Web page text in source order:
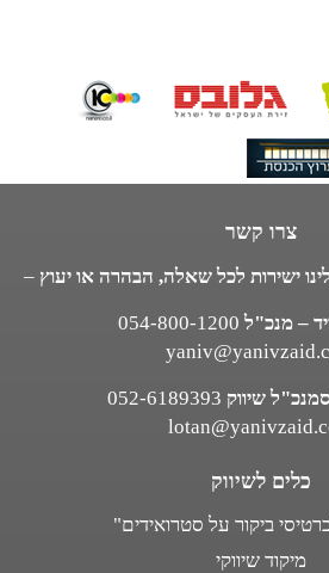
צרו קשר
ישירות לכל שאלה, הבהרה או יעוץ –
– מנכ"ל 054-800-1200
שיווק 052-6189393
כלים לשיווק
ביקור על סטרואידים"
מיקוד שיווקי